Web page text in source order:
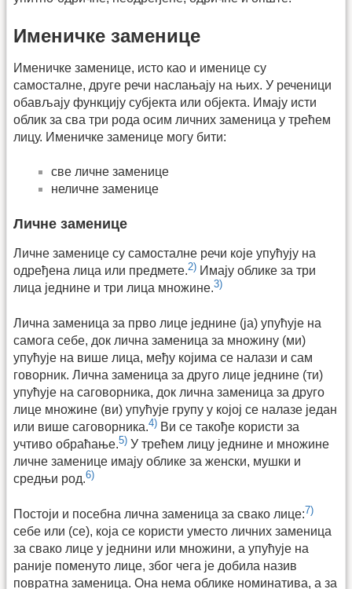
Именичке заменице
Именичке заменице, исто као и именице су
самосталне, друге речи наслањају на њих. У реченици
обављају функцију субјекта или објекта. Имају исти
облик за сва три рода осим личних заменица у трећем
лицу. Именичке заменице могу бити:
све личне заменице
неличне заменице
Личне заменице
Личне заменице су самосталне речи које упућују на
одређена лица или предмете.2) Имају облике за три
лица једнине и три лица множине.3)
Лична заменица за прво лице једнине (ја) упућује на
самога себе, док лична заменица за множину (ми)
упућује на више лица, међу којима се налази и сам
говорник. Лична заменица за друго лице једнине (ти)
упућује на саговорника, док лична заменица за друго
лице множине (ви) упућује групу у којој се налазе један
или више саговорника.4) Ви се такође користи за
учтиво обраћање.5) У трећем лицу једнине и множине
личне заменице имају облике за женски, мушки и
средњи род.6)
Постоји и посебна лична заменица за свако лице:7)
себе или (се), која се користи уместо личних заменица
за свако лице у једнини или множини, а упућује на
раније поменуто лице, због чега је добила назив
повратна заменица. Она нема облике номинатива, а за